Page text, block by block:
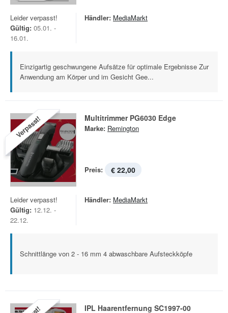
Leider verpasst!
Gültig: 05.01. -
16.01.
Händler: MediaMarkt
Einzigartig geschwungene Aufsätze für optimale Ergebnisse Zur
Anwendung am Körper und im Gesicht Gee...
Verpasst! Multitrimmer PG6030 Edge
Marke: Remington
Preis: € 22,00
Leider verpasst!
Gültig: 12.12. -
22.12.
Händler: MediaMarkt
Schnittlänge von 2 - 16 mm 4 abwaschbare Aufsteckköpfe
IPL Haarentfernung SC1997-00